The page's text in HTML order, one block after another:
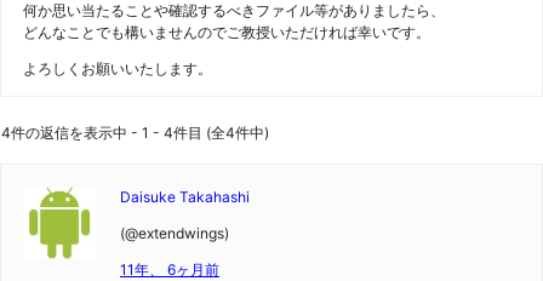
何か思い当たることや確認するべきファイル等がありましたら、
どんなことでも構いませんのでご教授いただければ幸いです。
よろしくお願いいたします。
4件の返信を表示中 - 1 - 4件目 (全4件中)
Daisuke Takahashi
(@extendwings)
11年、 6ヶ月前